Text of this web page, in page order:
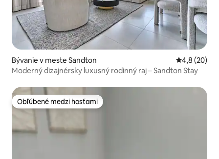
Bývanie v meste Sandton Priemerné
4,8 (20)
Moderný dizajnérsky luxusný rodinný raj – Sandton Stay
Obľúbené medzi hosťami
Obľúbené medzi hosťami